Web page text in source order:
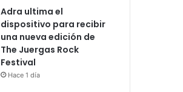
Adra ultima el
dispositivo para recibir
una nueva edición de
The Juergas Rock
Festival
Hace 1 día